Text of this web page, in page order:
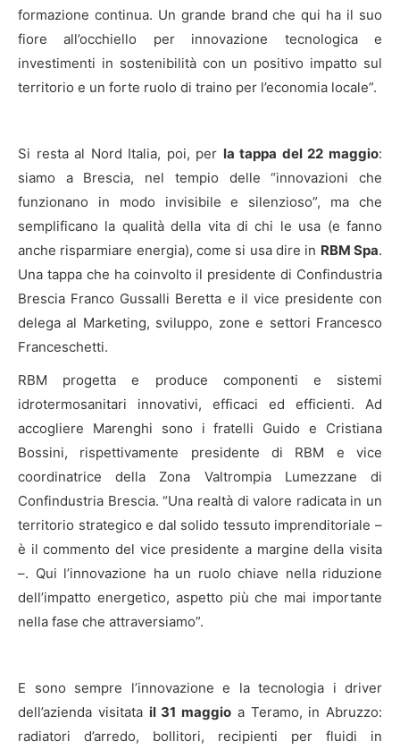
formazione continua. Un grande brand che qui ha il suo
fiore all’occhiello per innovazione tecnologica e
investimenti in sostenibilità con un positivo impatto sul
territorio e un forte ruolo di traino per l’economia locale”.
Si resta al Nord Italia, poi, per la tappa del 22 maggio:
siamo a Brescia, nel tempio delle “innovazioni che
funzionano in modo invisibile e silenzioso”, ma che
semplificano la qualità della vita di chi le usa (e fanno
anche risparmiare energia), come si usa dire in RBM Spa.
Una tappa che ha coinvolto il presidente di Confindustria
Brescia Franco Gussalli Beretta e il vice presidente con
delega al Marketing, sviluppo, zone e settori Francesco
Franceschetti.
RBM progetta e produce componenti e sistemi
idrotermosanitari innovativi, efficaci ed efficienti. Ad
accogliere Marenghi sono i fratelli Guido e Cristiana
Bossini, rispettivamente presidente di RBM e vice
coordinatrice della Zona Valtrompia Lumezzane di
Confindustria Brescia. “Una realtà di valore radicata in un
territorio strategico e dal solido tessuto imprenditoriale –
è il commento del vice presidente a margine della visita
–. Qui l’innovazione ha un ruolo chiave nella riduzione
dell’impatto energetico, aspetto più che mai importante
nella fase che attraversiamo”.
E sono sempre l’innovazione e la tecnologia i driver
dell’azienda visitata il 31 maggio a Teramo, in Abruzzo:
radiatori d’arredo, bollitori, recipienti per fluidi in